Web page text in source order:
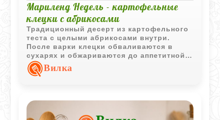
Мариленд Недель - картофельные
клецки с абрикосами
Традиционный десерт из картофельного
теста с целыми абрикосами внутри.
После варки клецки обваливаются в
сухарях и обжариваются до аппетитной
золотистой корочки.
Вилка